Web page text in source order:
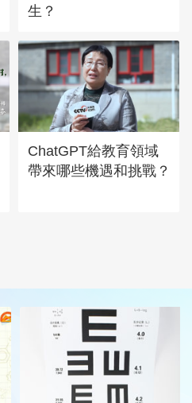
生？
ChatGPT給教育領域
帶來哪些機遇和挑戰？